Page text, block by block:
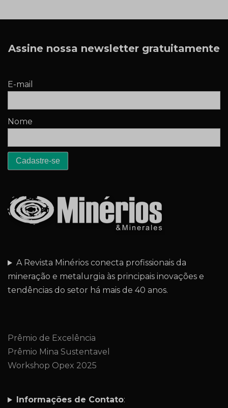
Assine nossa newsletter gratuitamente
E-mail
Nome
A Revista Minérios conecta profissionais da
mineração e metalurgia às principais inovações e
tendências do setor há mais de 40 anos.
Prêmio de Excelência
Prêmio Mina Sustentavel
Workshop Opex 2025
Informações de Contato: